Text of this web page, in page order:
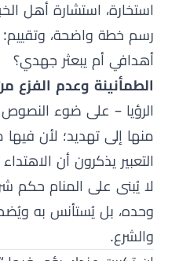
استخارة، استشارة أهل
رسم خطة واضحة،
أهدافي أم يبعثر جهدي؟
الطمأنينة وعدم الفزع
الرؤيا – على ضوء
منها إلى تهديد؛ لأن
التعبير يذكرون أن
لا يُبنى على المنام حكم
وحده، بل يُستأنس به
والشرع.